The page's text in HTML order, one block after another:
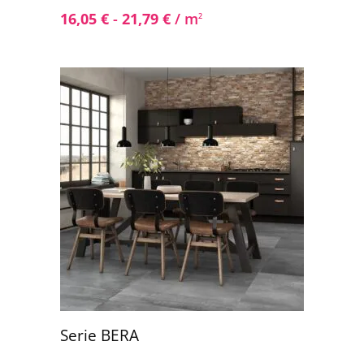
16,05 € - 21,79 € / m2
Serie BERA